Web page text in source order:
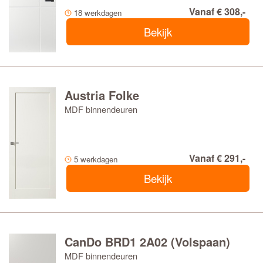
18 werkdagen Vanaf € 308,-
Bekijk
Austria Folke
MDF binnendeuren
5 werkdagen Vanaf € 291,-
Bekijk
CanDo BRD1 2A02 (Volspaan)
MDF binnendeuren